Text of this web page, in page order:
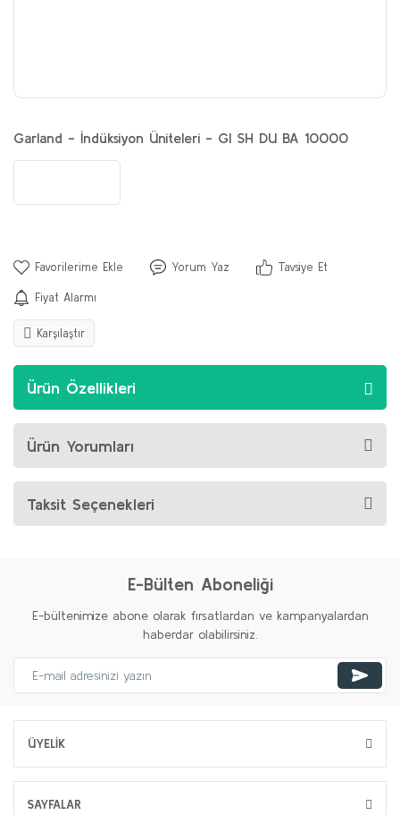
Garland - İndüksiyon Üniteleri - GI SH DU BA 10000
Yorum Yaz Tavsiye Et
Fiyat Alarmı
Karşılaştır
Ürün Özellikleri
Ürün Yorumları
Taksit Seçenekleri
E-Bülten Aboneliği
E-bültenimize abone olarak fırsatlardan ve kampanyalardan
haberdar olabilirsiniz.
ÜYELİK
SAYFALAR